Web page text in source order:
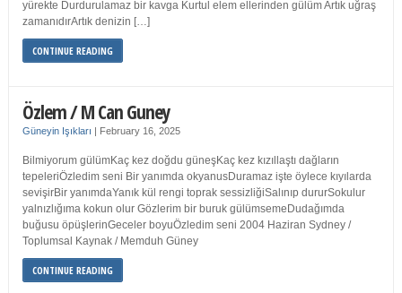
yürekte Durdurulamaz bir kavga Kurtul elem ellerinden gülüm Artık uğraş
zamanıdırArtık denizin […]
CONTINUE READING
Özlem / M Can Guney
Güneyin Işıkları | February 16, 2025
Bilmiyorum gülümKaç kez doğdu güneşKaç kez kızıllaştı dağların
tepeleriÖzledim seni Bir yanımda okyanusDuramaz işte öylece kıyılarda
sevişirBir yanımdaYanık kül rengi toprak sessizliğiSalınıp dururSokulur
yalnızlığıma kokun olur Gözlerim bir buruk gülümsemeDudağımda
buğusu öpüşlerinGeceler boyuÖzledim seni 2004 Haziran Sydney /
Toplumsal Kaynak / Memduh Güney
CONTINUE READING